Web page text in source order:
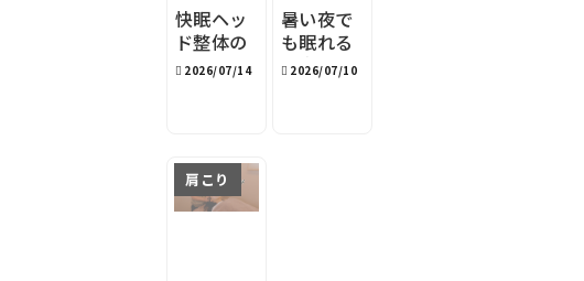
快眠ヘッ
ド整体の
『目安時
2026/07/14
暑い夜で
も眠れる
寝室環境
2026/07/10
肩こり